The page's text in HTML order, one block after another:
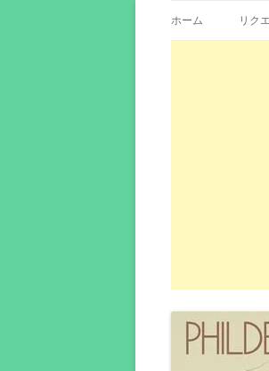
エイカ
ホーム リク